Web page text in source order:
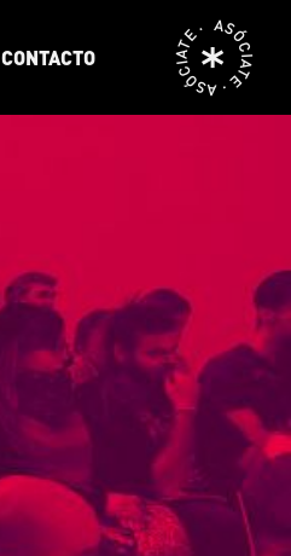
CONTACTO ASÓCIATE · ASÓCIATE ·